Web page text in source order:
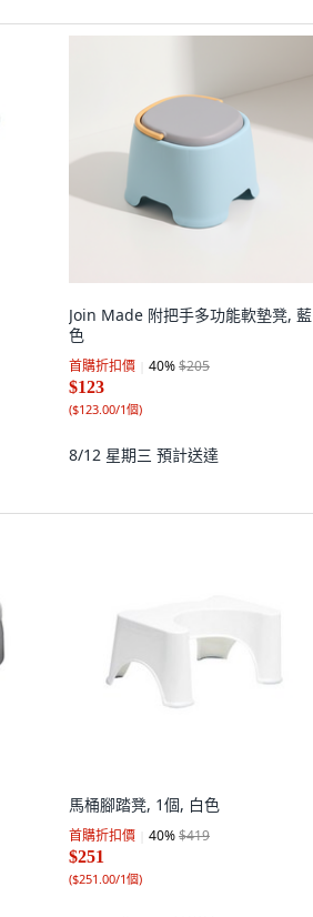
Join Made 附把手多功能軟墊凳, 藍
色
首購折扣價 40%$205
$123
($123.00/1個)
8/12 星期三 預計送達
馬桶腳踏凳, 1個, 白色
首購折扣價 40%$419
$251
($251.00/1個)